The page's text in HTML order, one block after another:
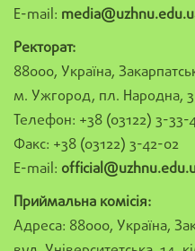
E-mail:
Ректорат:
88000, Україна,
м. Ужгород, пл. Народна, 3
Телефон: +38 (03122) 3-33-
Факс: +38 (03122) 3-42-02
E-mail:
Приймальна комісія:
Адреса: 88000, Україна,